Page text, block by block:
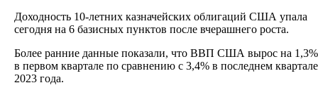
Доходность 10-летних казначейских облигаций США упала
сегодня на 6 базисных пунктов после вчерашнего роста.
Более ранние данные показали, что ВВП США вырос на 1,3%
в первом квартале по сравнению с 3,4% в последнем квартале
2023 года.